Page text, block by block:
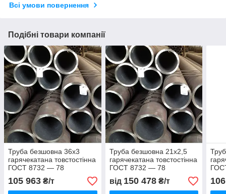
Всі умови повернення
Подібні товари компанії
Труба безшовна 36х3
гарячекатана товстостінна
ГОСТ 8732 — 78
105 963 ₴/т
Труба безшовна 21х2,5
гарячекатана товстостінна
ГОСТ 8732 — 78
від 150 478₴/т